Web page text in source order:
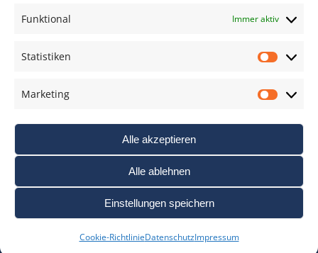
Funktional Immer aktiv
Statistiken
Marketing
Alle akzeptieren
Alle ablehnen
Einstellungen speichern
Cookie-RichtlinieDatenschutzImpressum
Haftungsausschluss
Cookie-Richtlinie (EU)